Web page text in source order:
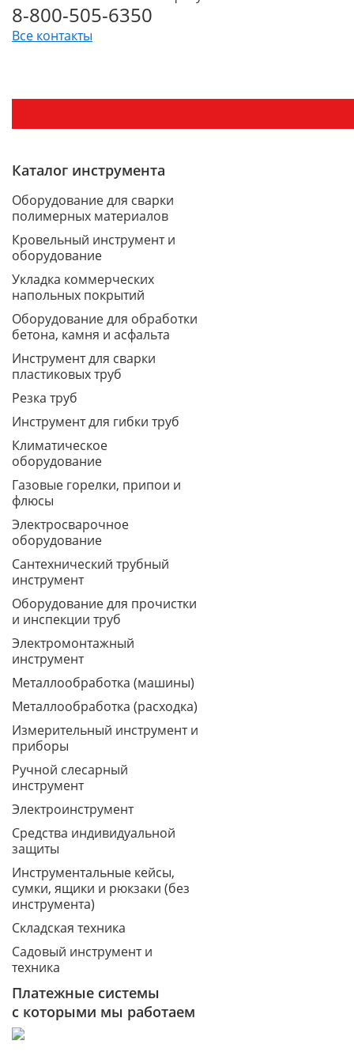
8-800-505-6350
Все контакты
Каталог инструмента
Оборудование для сварки
полимерных материалов
Кровельный инструмент и
оборудование
Укладка коммерческих
напольных покрытий
Оборудование для обработки
бетона, камня и асфальта
Инструмент для сварки
пластиковых труб
Резка труб
Инструмент для гибки труб
Климатическое
оборудование
Газовые горелки, припои и
флюсы
Электросварочное
оборудование
Сантехнический трубный
инструмент
Оборудование для прочистки
и инспекции труб
Электромонтажный
инструмент
Металлообработка (машины)
Металлообработка (расходка)
Измерительный инструмент и
приборы
Ручной слесарный
инструмент
Электроинструмент
Средства индивидуальной
защиты
Инструментальные кейсы,
сумки, ящики и рюкзаки (без
инструмента)
Складская техника
Садовый инструмент и
техника
Платежные системы
с которыми мы работаем